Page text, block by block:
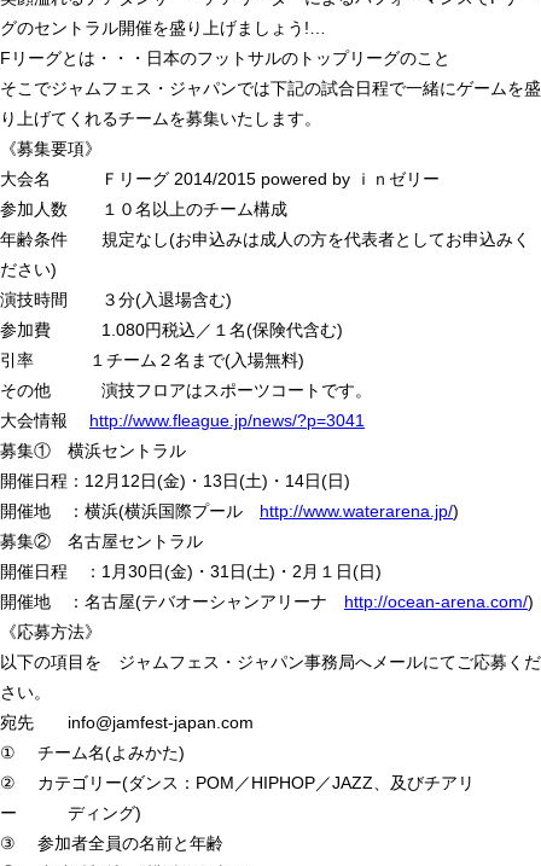
グのセントラル開催を盛り上げましょう!
Fリーグとは・・・日本のフットサルのトップリーグのこと
そこでジャムフェス・ジャパンでは下記の試合日程で一緒にゲームを盛
り上げてくれるチームを募集いたします。
《募集要項》
大会名 Ｆリーグ 2014/2015 powered by ｉｎゼリー
参加人数 １０名以上のチーム構成
年齢条件 規定なし(お申込みは成人の方を代表者としてお申込みく
ださい)
演技時間 ３分(入退場含む)
参加費 1.080円税込／１名(保険代含む)
引率 １チーム２名まで(入場無料)
その他 演技フロアはスポーツコートです。
大会情報 http://www.fleague.jp/news/?p=3041
募集① 横浜セントラル
開催日程：12月12日(金)・13日(土)・14日(日)
開催地 ：横浜(横浜国際プール http://www.waterarena.jp/)
募集② 名古屋セントラル
開催日程 ：1月30日(金)・31日(土)・2月１日(日)
開催地 ：名古屋(テバオーシャンアリーナ http://ocean-arena.com/)
《応募方法》
以下の項目を ジャムフェス・ジャパン事務局へメールにてご応募くだ
さい。
宛先 info@jamfest-japan.com
① チーム名(よみかた)
② カテゴリー(ダンス：POM／HIPHOP／JAZZ、及びチアリ
ー ディング)
③ 参加者全員の名前と年齢